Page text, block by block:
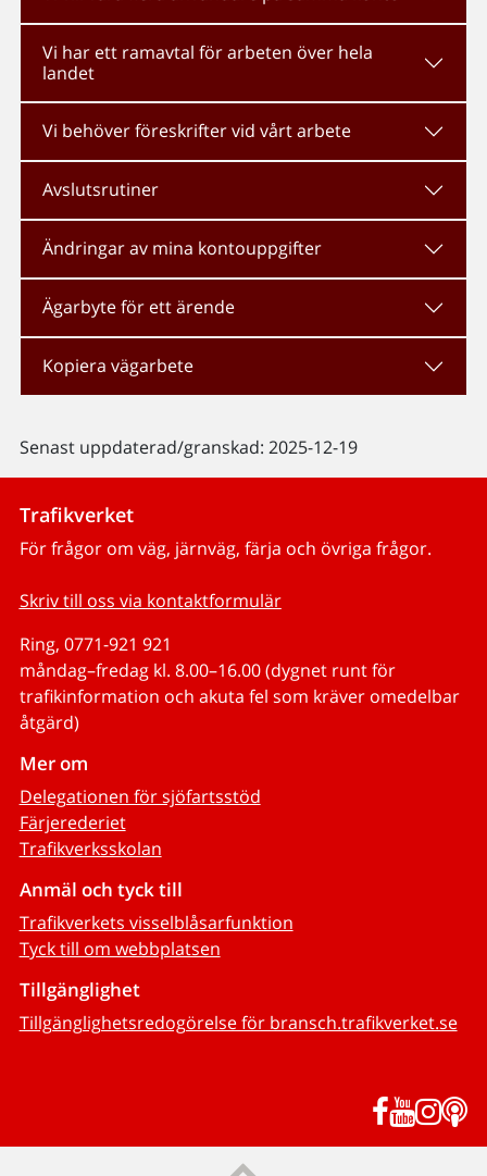
Vi har ett ramavtal för arbeten över hela
landet
Vi behöver föreskrifter vid vårt arbete
Avslutsrutiner
Ändringar av mina kontouppgifter
Ägarbyte för ett ärende
Kopiera vägarbete
Senast uppdaterad/granskad: 2025-12-19
Trafikverket
För frågor om väg, järnväg, färja och övriga frågor.
Skriv till oss via kontaktformulär
Ring, 0771-921 921
måndag–fredag kl. 8.00–16.00 (dygnet runt för
trafikinformation och akuta fel som kräver omedelbar
åtgärd)
Mer om
Delegationen för sjöfartsstöd
Färjerederiet
Trafikverksskolan
Anmäl och tyck till
Trafikverkets visselblåsarfunktion
Tyck till om webbplatsen
Tillgänglighet
Tillgänglighetsredogörelse för bransch.trafikverket.se
Facebook
YouTube